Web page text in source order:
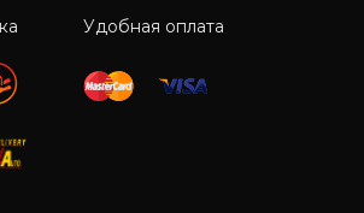
Удобная оплата